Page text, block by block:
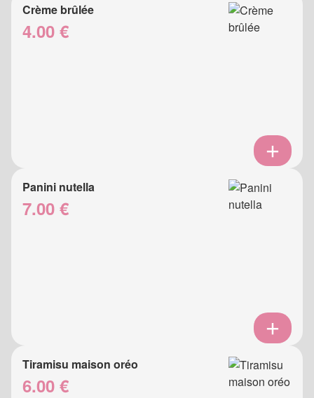
Crème brûlée
4.00 €
Panini nutella
7.00 €
Tiramisu maison oréo
6.00 €